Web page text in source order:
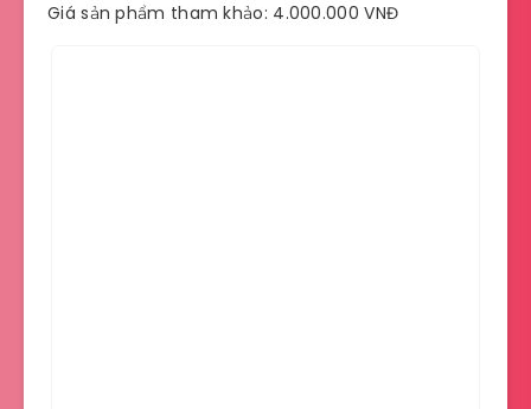
Giá sản phẩm tham khảo: 4.000.000 VNĐ